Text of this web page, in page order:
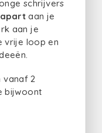
schrijvers
apartaan je
aan je
vrije loop en
vanaf 2
bijwoont